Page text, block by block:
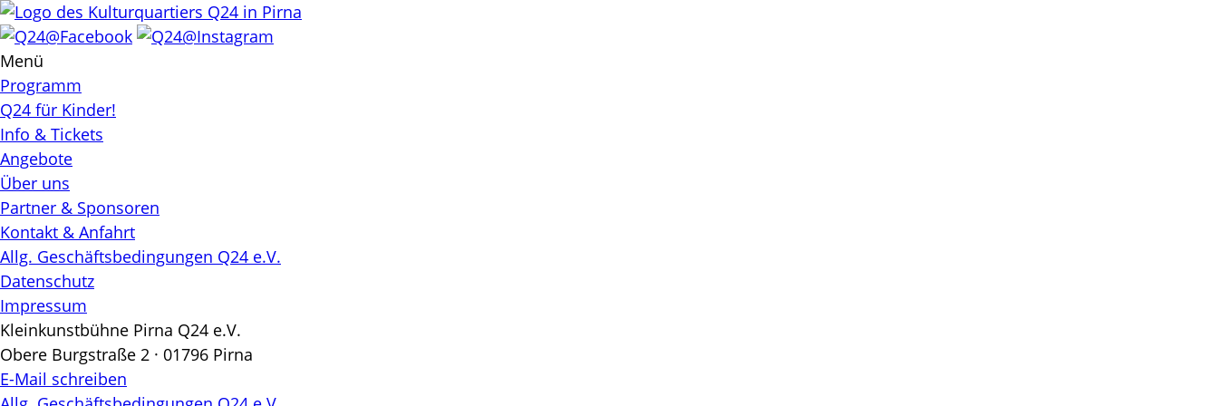
Skip
to
content
Menü
Programm
Q24 für Kinder!
Info & Tickets
Angebote
Über uns
Partner & Sponsoren
Kontakt & Anfahrt
Allg. Geschäftsbedingungen Q24 e.V.
Datenschutz
Impressum
Kleinkunstbühne Pirna Q24 e.V.
Obere Burgstraße 2 · 01796 Pirna
E-Mail schreiben